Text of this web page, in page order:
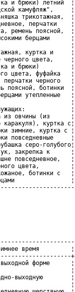
и брюки) летний  ¦
камуфляж",     ¦
трикотажная,  ¦
перчатки    ¦
ремень поясной,  ¦
берцами      ¦
¦
куртка и     ¦
цвета,     ¦
и брюки)         ¦
фуфайка   ¦
черного   ¦
ботинки  ¦
утепленные   ¦
¦
¦
из овчины (из      ¦
каракуля), куртка с¦
зимние, куртка с ¦
повседневные     ¦
серо-голубого¦
закрепка к      ¦
¦
цвета,         ¦
ботинки с   ¦
¦
время         ¦
+
выходной форме      ¦
¦
выходную        ¦
¦